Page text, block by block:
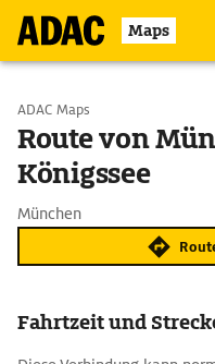
Maps
Start wählen
Ziel eingeben
ADAC Maps
Route von
Königssee
München
Fahrtzeit und